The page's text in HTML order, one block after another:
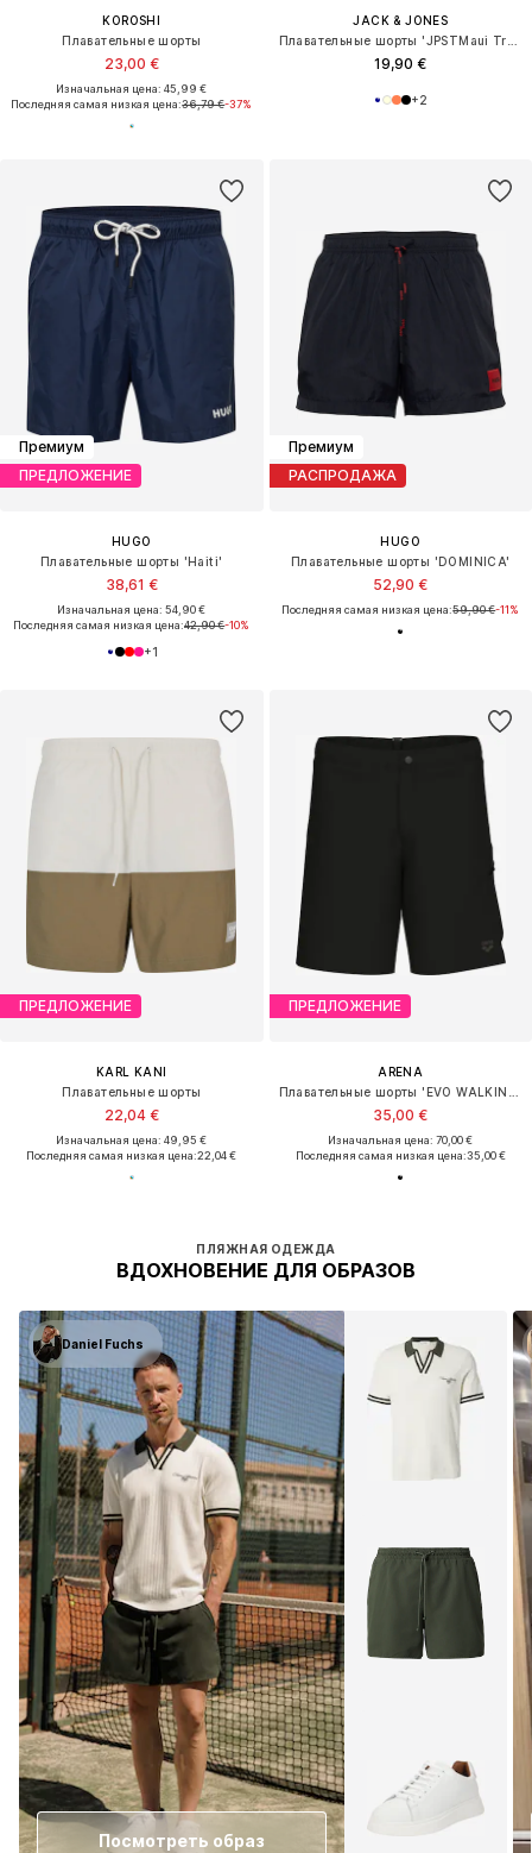
KOROSHI
Плавательные шорты
23,00 €
Изначальная цена: 45,99 €
Последняя самая низкая цена:36,79 €-37%
JACK & JONES
19,90 €
+2
Премиум
ПРЕДЛОЖЕНИЕ
HUGO
Плавательные шорты 'Haiti'
38,61 €
Изначальная цена: 54,90 €
Последняя самая низкая цена:42,90 €-10%
+1
Премиум
РАСПРОДАЖА
HUGO
Плавательные шорты 'DOMINICA'
52,90 €
Последняя самая низкая цена:59,90 €-11%
ПРЕДЛОЖЕНИЕ
KARL KANI
Плавательные шорты
22,04 €
Изначальная цена: 49,95 €
Последняя самая низкая цена:22,04 €
ПРЕДЛОЖЕНИЕ
ARENA
35,00 €
Изначальная цена: 70,00 €
Последняя самая низкая цена:35,00 €
ПЛЯЖНАЯ ОДЕЖДА
ВДОХНОВЕНИЕ ДЛЯ ОБРАЗОВ
Daniel Fuchs
Посмотреть образ